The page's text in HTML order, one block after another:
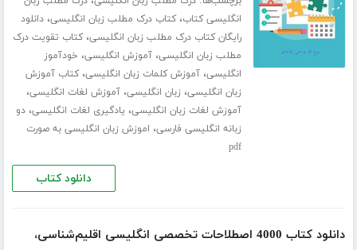
انگلیسی کتاب،کتاب درک مطلب زبان انگلیسی،دانلود
رایگان کتاب درک مطلب زبان انگلیسی،کتاب تقویت درک
مطلب زبان انگلیسی،آموزش انگلیسی، خودآموز
انگلیسی،آموزش کلمات زبان انگلیسی،کتاب آموزش
زبان انگلیسی، زبان انگلیسی،آموزش لغات انگلیسی،
آموزش لغات زبان انگلیسی، یادگیری لغات انگلیسی،دو
زبانه انگلیسی فارسی، اموزش زبان انگلیسی به صورت
pdf
دانلود کتاب
دانلود کتاب 4000 اصطلاحات تخصصی انگلیسی اقلیم‌شناسی،